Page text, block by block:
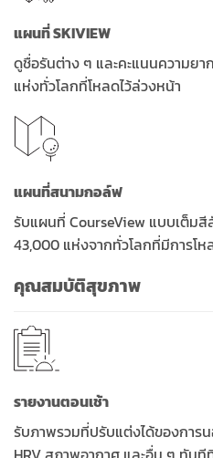
แผนที่ SKIVIEW
ดูชื่อรันต่าง ๆ และคะแนนความย
แห่งทั่วโลกที่โหลดไว้ล่วงหน้า
แผนที่สนามกอล์ฟ
รับแผนที่ CourseView แบบเต็ม
43,000 แห่งจากทั่วโลกที่มีการโห
คุณสมบัติสุขภาพ
รายงานตอนเช้า
รับภาพรวมที่ปรับแต่งได้ของการ